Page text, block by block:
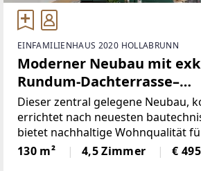
EINFAMILIENHAUS 2020 HOLLABRUNN
Moderner Neubau mit
Rundum-Dachterrasse–
Einfamilienhaus mit
Gestaltungsspielraum in
von Hollabrunn
Dieser zentral gelegene Neubau,
errichtet nach neuesten
bietet nachhaltige Wohnqualität
Zum Verkauf gelangt ein
Einfamilienhaus, das in den Jahren
130 m² 4,5 Zimmer €